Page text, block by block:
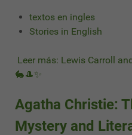
textos en ingles
Stories in English
Leer más: Lewis Carroll
🐇🎩✨
Agatha Christie:
Mystery and